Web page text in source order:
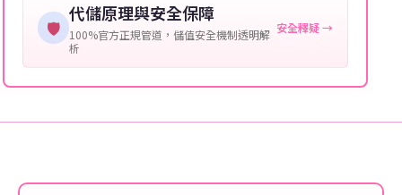
🛡️
代儲原理與安全保障
100%官方正規管道，儲值安全機制透明解
析
安全釋疑 →